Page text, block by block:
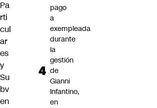
Pa
rti
cul
ar
es
y
Su
bv
en
pago
a
exempleada
durante
la
gestión
de
Gianni
Infantino,
en